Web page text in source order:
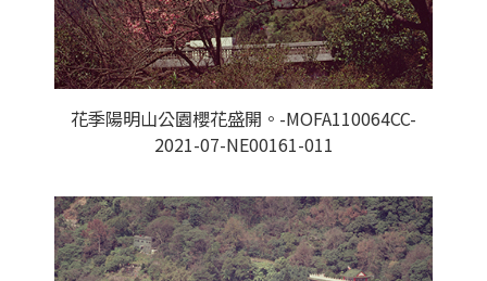
花季陽明山公園櫻花盛開。-MOFA110064CC-
2021-07-NE00161-011